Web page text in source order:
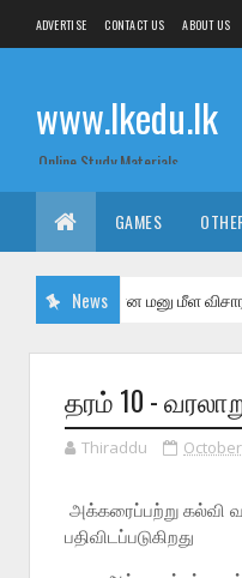
ADVERTISE CONTACT US ABOUT US
www.lkedu.lk
Online Study Materials
GAMES
News
தொடர்பான மனு மீள
தரம் 10 -
Thiraddu
அக்கரைப்பற்று கல்வி
பதிவிடப்படுகிறது